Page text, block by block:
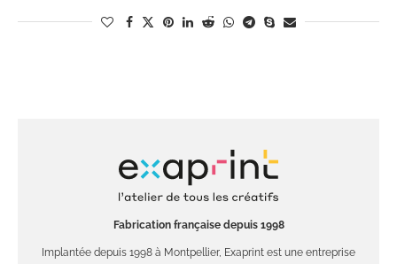
Fabrication française depuis 1998
Implantée depuis 1998 à Montpellier, Exaprint est une entreprise